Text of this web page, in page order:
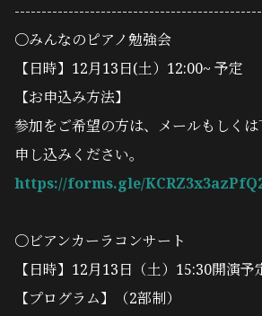
〇みんなのピアノ勉強会
【日時】12月13日(土）12:00~ 予定
【お申込み方法】
参加をご希望の方は、メールもしく
申し込みください。
https://forms.gle/
〇ビアンカーラコンサート
【日時】12月13日（土）15:30開演
【プログラム】（2部制）